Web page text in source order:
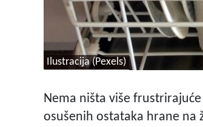
Ilustracija (Pexels)
Nema ništa više
osušenih ostataka hrane na